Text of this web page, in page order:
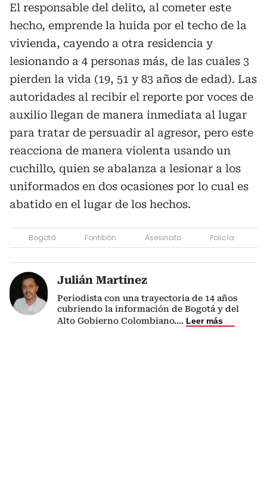
El responsable del delito, al cometer este
hecho, emprende la huida por el techo de la
vivienda, cayendo a otra residencia y
lesionando a 4 personas más, de las cuales 3
pierden la vida (19, 51 y 83 años de edad). Las
autoridades al recibir el reporte por voces de
auxilio llegan de manera inmediata al lugar
para tratar de persuadir al agresor, pero este
reacciona de manera violenta usando un
cuchillo, quien se abalanza a lesionar a los
uniformados en dos ocasiones por lo cual es
abatido en el lugar de los hechos.
Bogotá Fontibón Asesinato Policía
Julián Martínez
Periodista con una trayectoria de 14 años
cubriendo la información de Bogotá y del
Alto Gobierno Colombiano.... Leer más